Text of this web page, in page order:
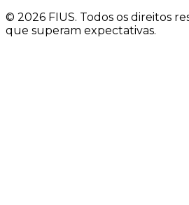
© 2026 FIUS. Todos os direitos
que superam expectativas.